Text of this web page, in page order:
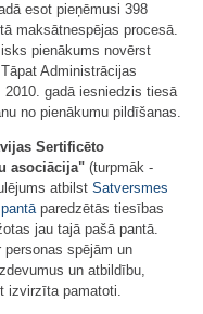
esot pieņēmusi 398
maksātnespējas procesā.
pienākums novērst
Administrācijas
gadā iesniedzis tiesā
no pienākumu pildīšanas.
Sertificēto
asociācija" (turpmāk -
atbilst Satversmes
paredzētās tiesības
jau tajā pašā pantā.
spējām un
un atbildību,
izvirzīta pamatoti.